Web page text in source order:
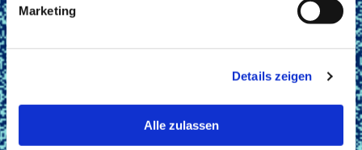
Marketing
Details zeigen
Alle zulassen